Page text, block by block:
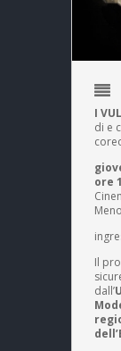
I
di e
ore
Il
dall’